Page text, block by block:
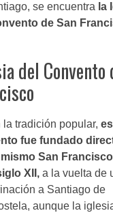
se encuentra la
de San
del Convento
la tradición popular,
fue fundado
San
XII,a la vuelta de
a Santiago de
aunque la